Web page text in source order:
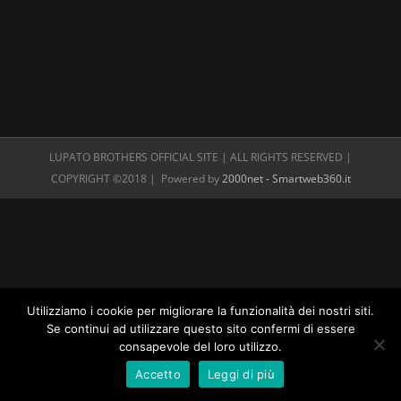
LUPATO BROTHERS OFFICIAL SITE | ALL RIGHTS RESERVED |
COPYRIGHT ©2018 | Powered by2000net - Smartweb360.it
Utilizziamo i cookie per migliorare la funzionalità dei nostri siti.
Se continui ad utilizzare questo sito confermi di essere
consapevole del loro utilizzo.
Accetto
Leggi di più